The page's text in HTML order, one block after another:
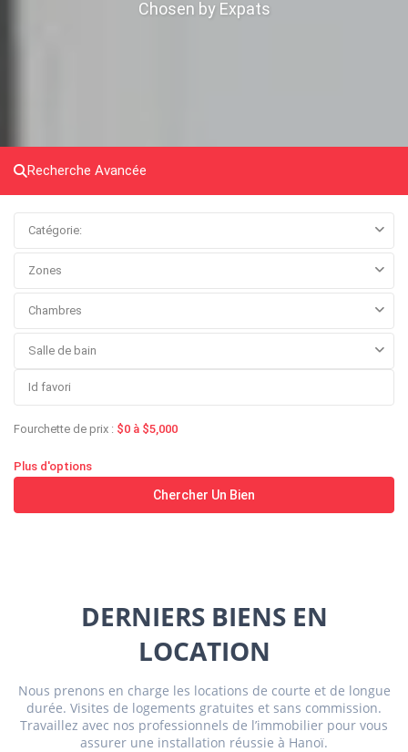
Chosen by Expats
Recherche Avancée
Catégorie:
Zones
Chambres
Salle de bain
Fourchette de prix : $0 à $5,000
Plus d'options
Chercher Un Bien
DERNIERS BIENS EN
LOCATION
Nous prenons en charge les locations de courte et de longue
durée. Visites de logements gratuites et sans commission.
Travaillez avec nos professionnels de l’immobilier pour vous
assurer une installation réussie à Hanoï.
Ho
-
West